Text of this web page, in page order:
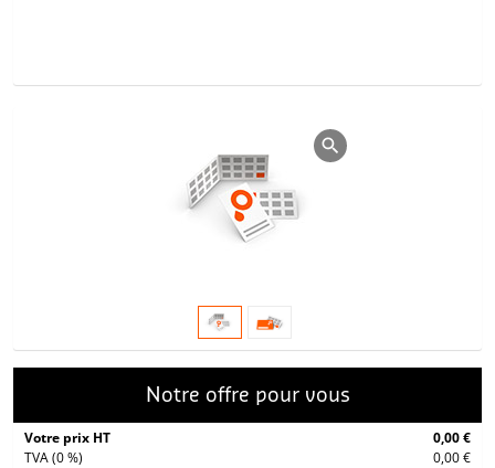
Notre offre pour vous
Votre prix HT
0,00 €
TVA (0 %)
0,00 €